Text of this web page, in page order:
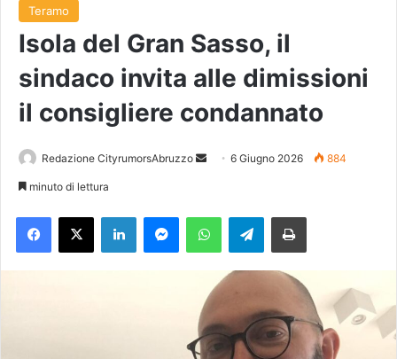
Teramo
Isola del Gran Sasso, il
sindaco invita alle dimissioni
il consigliere condannato
Redazione CityrumorsAbruzzo
a
e
m
6 Giugno 2026 884
minuto di lettura
Telegram